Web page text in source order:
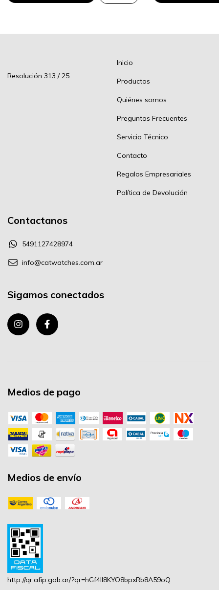
Resolución 313 / 25
Inicio
Productos
Quiénes somos
Preguntas Frecuentes
Servicio Técnico
Contacto
Regalos Empresariales
Política de Devolución
Contactanos
5491127428974
info@catwatches.com.ar
Sigamos conectados
Medios de pago
Medios de envío
http://qr.afip.gob.ar/?qr=hGf4lI8KYO8bpxRb8A59oQ